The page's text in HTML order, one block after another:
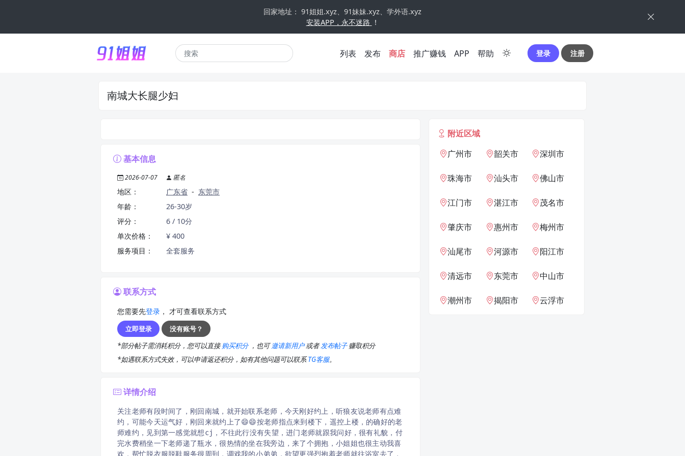
回家地址： 91姐姐.xyz、91妹妹.xyz、学外语.xyz
安装APP，永不迷路 ！
列表 发布 商店 推广赚钱 APP 帮助 登录 注册
南城大长腿少妇
基本信息
2026-07-07 匿名
地区： 广东省 - 东莞市
年龄：
26-30岁
评分：
6 / 10分
单次价格：
¥ 400
服务项目：
全套服务
联系方式
您需要先登录 ， 才可查看联系方式
立即登录
没有账号？
*部分帖子需消耗积分，您可以直接购买积分 ，也可邀请新用户或者发布帖子赚取积分
*如遇联系方式失效，可以申请返还积分，如有其他问题可以联系TG客服。
详情介绍
关注老师有段时间了，刚回南城，就开始联系老师，今天刚好约上，听狼友说老师有点难
约，可能今天运气好，刚回来就约上了😄😄按老师指点来到楼下，遥控上楼，的确好的老
师难约，见到第一感觉就想cj，不往此行没有失望，进门老师就跟我问好，很有礼貌，付
完水费稍坐一下老师递了瓶水，很热情的坐在我旁边，来了个拥抱，小姐姐也很主动我喜
欢，帮忙脱衣服脱鞋服务很周到，调戏我的小弟弟，欲望更强烈抱着老师就往浴室去了，
附近区域
广州市
韶关市 深圳市
珠海市 汕头市 佛山市
江门市 湛江市 茂名市
肇庆市 惠州市 梅州市
汕尾市 河源市 阳江市
清远市 东莞市 中山市
潮州市 揭阳市 云浮市